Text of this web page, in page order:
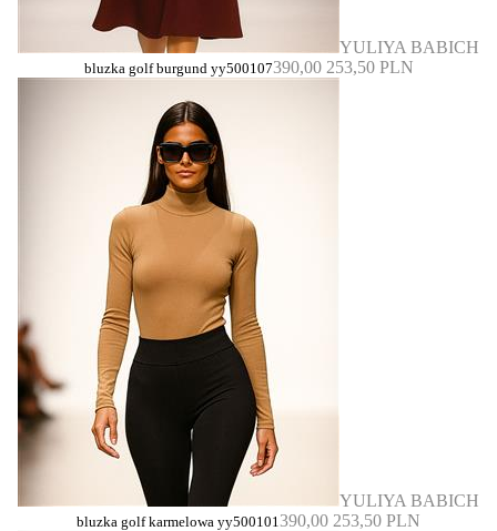
YULIYA BABICH
bluzka golf burgund yy500107390,00 253,50 PLN
YULIYA BABICH
bluzka golf karmelowa yy500101390,00 253,50 PLN